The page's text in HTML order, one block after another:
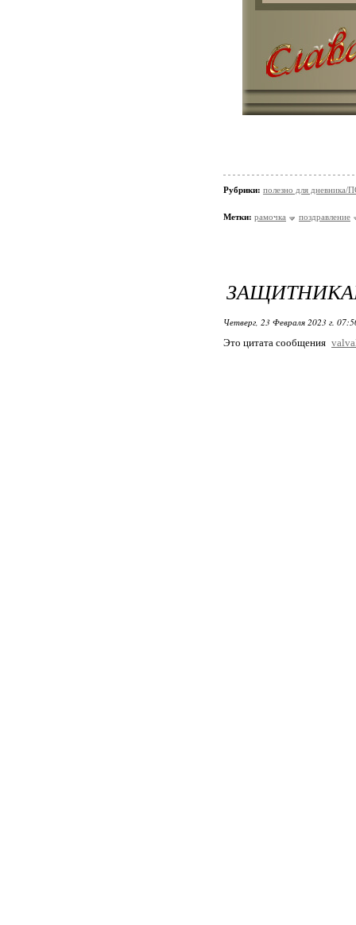
Рубрики: полезно для
Метки: рамочка поздравление
Четверг, 23 Февраля 2023 г.
Это цитата сообщения